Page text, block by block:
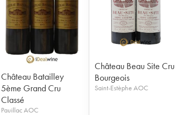
Château Batailley
5ème Grand Cru
Classé
Pauillac AOC
Château Beau Site Cru
Bourgeois
Saint-Estèphe AOC